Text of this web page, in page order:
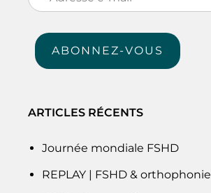
e-
mail
ABONNEZ-VOUS
ARTICLES RÉCENTS
Journée mondiale FSHD
REPLAY | FSHD & orthophonie